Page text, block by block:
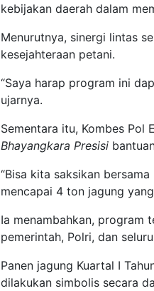
kebijakan daerah dalam
Menurutnya, sinergi lintas
kesejahteraan petani.
“Saya harap program ini
ujarnya.
Sementara itu, Kombes Pol
Bhayangkara Presisi
“Bisa kita saksikan
mencapai 4 ton jagung
Ia menambahkan, program
pemerintah, Polri, dan
Panen jagung Kuartal I
dilakukan simbolis secara